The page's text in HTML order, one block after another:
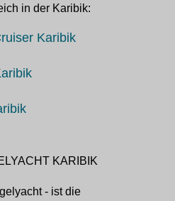
in der Karibik:
Karibik
KARIBIK
- ist die